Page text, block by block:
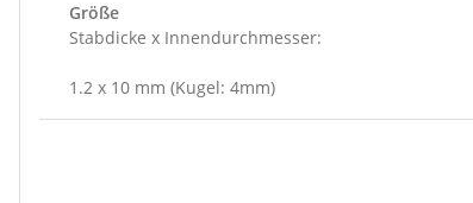
Größe
Stabdicke x Innendurchmesser:
1.2 x 10 mm (Kugel: 4mm)